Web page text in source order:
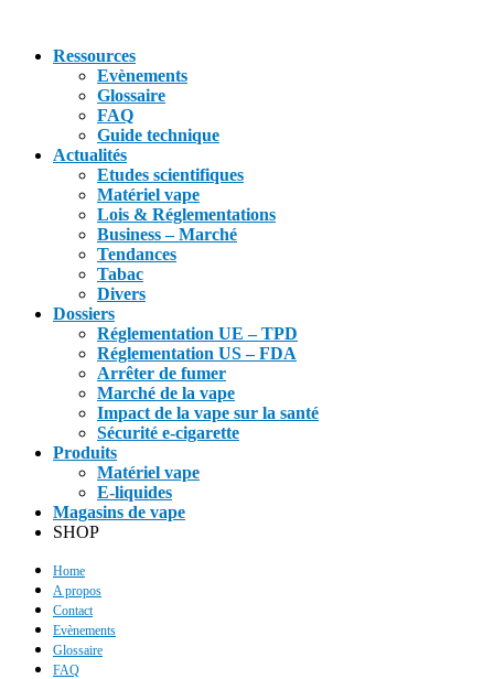
Ressources
Evènements
Glossaire
FAQ
Guide technique
Actualités
Etudes scientifiques
Matériel vape
Lois & Réglementations
Business – Marché
Tendances
Tabac
Divers
Dossiers
Réglementation UE – TPD
Réglementation US – FDA
Arrêter de fumer
Marché de la vape
Impact de la vape sur la santé
Sécurité e-cigarette
Produits
Matériel vape
E-liquides
Magasins de vape
SHOP
Home
A propos
Contact
Evènements
Glossaire
FAQ